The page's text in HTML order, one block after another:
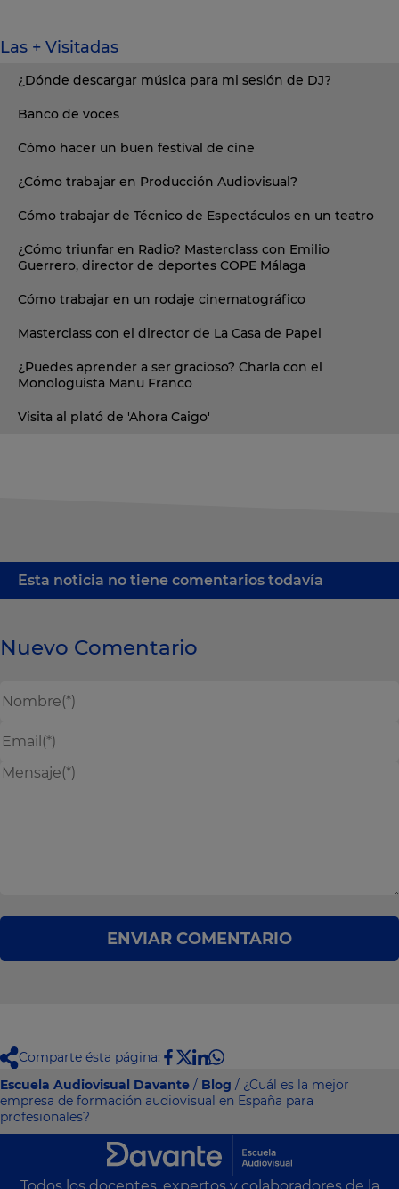
Las + Visitadas
¿Dónde descargar música para mi sesión de DJ?
Banco de voces
Cómo hacer un buen festival de cine
¿Cómo trabajar en Producción Audiovisual?
Cómo trabajar de Técnico de Espectáculos en un teatro
¿Cómo triunfar en Radio? Masterclass con Emilio
Guerrero, director de deportes COPE Málaga
Cómo trabajar en un rodaje cinematográfico
Masterclass con el director de La Casa de Papel
¿Puedes aprender a ser gracioso? Charla con el
Monologuista Manu Franco
Visita al plató de 'Ahora Caigo'
Esta noticia no tiene comentarios todavía
Nuevo Comentario
ENVIAR COMENTARIO
Comparte ésta página:
Escuela Audiovisual Davante / Blog / ¿Cuál es la mejor
empresa de formación audiovisual en España para
profesionales?